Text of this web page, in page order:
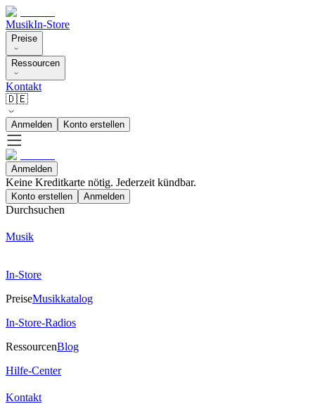
MusikIn-Store
Preise
Ressourcen
Kontakt
🇩🇪
Anmelden Konto erstellen
Anmelden
Keine Kreditkarte nötig. Jederzeit kündbar.
Konto erstellen Anmelden
Durchsuchen
Musik
In-Store
PreiseMusikkatalog
In-Store-Radios
RessourcenBlog
Hilfe-Center
Kontakt